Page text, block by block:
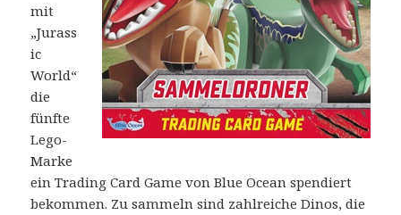
mit
„Jurass
ic
World“
die
fünfte
Lego-
Marke
ein Trading Card Game von Blue Ocean spendiert
bekommen. Zu sammeln sind zahlreiche Dinos, die